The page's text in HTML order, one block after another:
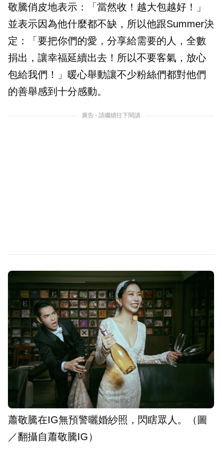
敬騰俏皮地表示：「當然收！越大包越好！」
並表示因為他什麼都不缺，所以他跟Summer決
定：「要把你們的愛，分享給需要的人，全數
捐出，讓幸福延續出去！所以不要客氣，放心
包給我們！」暖心舉動讓不少粉絲們都對他們
的善舉感到十分感動。
廣告 - 請繼續往下閱讀
蕭敬騰在IG無預警曬婚紗照，閃瞎眾人。（圖
／翻攝自蕭敬騰IG）